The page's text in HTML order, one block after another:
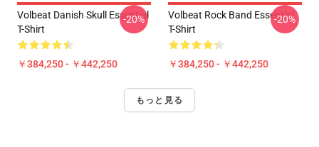
Volbeat Danish Skull Essential
T-Shirt
￥384,250 - ￥442,250
-20%
Volbeat Rock Band Essential
T-Shirt
￥384,250 - ￥442,250
-20%
もっと見る